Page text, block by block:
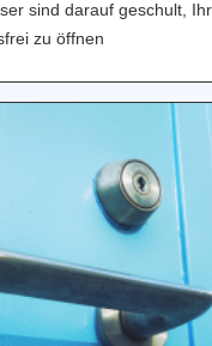
sind darauf geschult,
zu öffnen